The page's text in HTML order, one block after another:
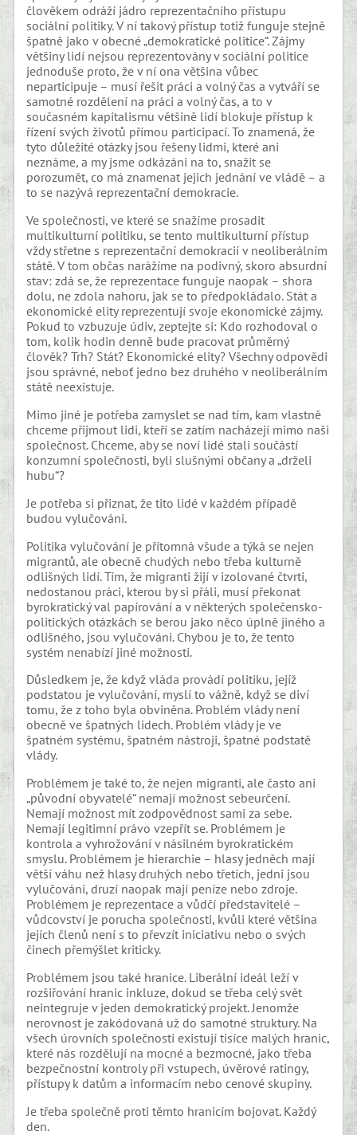
člověkem odráží jádro reprezentačního přístupu
sociální politiky. V ní takový přístup totiž funguje stejně
špatně jako v obecné „demokratické politice“. Zájmy
většiny lidí nejsou reprezentovány v sociální politice
jednoduše proto, že v ní ona většina vůbec
neparticipuje – musí řešit práci a volný čas a vytváří se
samotné rozdělení na práci a volný čas, a to v
současném kapitalismu většině lidí blokuje přístup k
řízení svých životů přímou participací. To znamená, že
tyto důležité otázky jsou řešeny lidmi, které ani
neznáme, a my jsme odkázáni na to, snažit se
porozumět, co má znamenat jejich jednání ve vládě – a
to se nazývá reprezentační demokracie.
Ve společnosti, ve které se snažíme prosadit
multikulturní politiku, se tento multikulturní přístup
vždy střetne s reprezentační demokracií v neoliberálním
státě. V tom občas narážíme na podivný, skoro absurdní
stav: zdá se, že reprezentace funguje naopak – shora
dolu, ne zdola nahoru, jak se to předpokládalo. Stát a
ekonomické elity reprezentují svoje ekonomické zájmy.
Pokud to vzbuzuje údiv, zeptejte si: Kdo rozhodoval o
tom, kolik hodin denně bude pracovat průměrný
člověk? Trh? Stát? Ekonomické elity? Všechny odpovědi
jsou správné, neboť jedno bez druhého v neoliberálním
státě neexistuje.
Mimo jiné je potřeba zamyslet se nad tím, kam vlastně
chceme přijmout lidi, kteří se zatím nacházejí mimo naši
společnost. Chceme, aby se noví lidé stali součástí
konzumní společnosti, byli slušnými občany a „drželi
hubu“?
Je potřeba si přiznat, že tito lidé v každém případě
budou vylučováni.
Politika vylučování je přítomná všude a týká se nejen
migrantů, ale obecně chudých nebo třeba kulturně
odlišných lidí. Tím, že migranti žijí v izolované čtvrti,
nedostanou práci, kterou by si přáli, musí překonat
byrokratický val papírování a v některých společensko-
politických otázkách se berou jako něco úplně jiného a
odlišného, jsou vylučováni. Chybou je to, že tento
systém nenabízí jiné možnosti.
Důsledkem je, že když vláda provádí politiku, jejíž
podstatou je vylučování, myslí to vážně, když se diví
tomu, že z toho byla obviněna. Problém vlády není
obecně ve špatných lidech. Problém vlády je ve
špatném systému, špatném nástroji, špatné podstatě
vlády.
Problémem je také to, že nejen migranti, ale často ani
„původní obyvatelé“ nemají možnost sebeurčení.
Nemají možnost mít zodpovědnost sami za sebe.
Nemají legitimní právo vzepřít se. Problémem je
kontrola a vyhrožování v násilném byrokratickém
smyslu. Problémem je hierarchie – hlasy jedněch mají
větší váhu než hlasy druhých nebo třetích, jedni jsou
vylučováni, druzí naopak mají peníze nebo zdroje.
Problémem je reprezentace a vůdčí představitelé –
vůdcovství je porucha společnosti, kvůli které většina
jejích členů není s to převzít iniciativu nebo o svých
činech přemýšlet kriticky.
Problémem jsou také hranice. Liberální ideál leží v
rozšiřování hranic inkluze, dokud se třeba celý svět
neintegruje v jeden demokratický projekt. Jenomže
nerovnost je zakódovaná už do samotné struktury. Na
všech úrovních společnosti existují tisíce malých hranic,
které nás rozdělují na mocné a bezmocné, jako třeba
bezpečnostní kontroly při vstupech, úvěrové ratingy,
přístupy k datům a informacím nebo cenové skupiny.
Je třeba společně proti těmto hranicím bojovat. Každý
den.